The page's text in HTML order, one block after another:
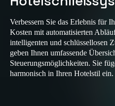
Verbessern Sie das Erlebnis für
Kosten mit automatisierten
intelligenten und schlüssellosen
geben Ihnen umfassende
Steuerungsmöglichkeiten. Sie
harmonisch in Ihren Hotelstil ein.